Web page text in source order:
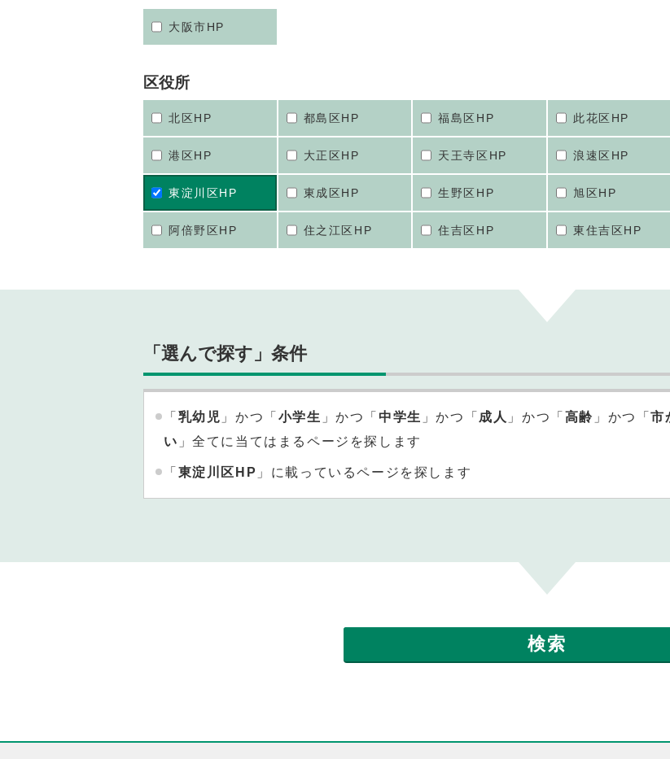
大阪市HP
区役所
北区HP 都島区HP 福島区HP 此花区HP
港区HP 大正区HP 天王寺区HP 浪速区HP
東淀川区HP 東成区HP 生野区HP 旭区HP
阿倍野区HP 住之江区HP 住吉区HP 東住吉区HP
「選んで探す」条件
「 乳幼児 」かつ「 小学生 」かつ「 中学生 」かつ「 成人 」かつ「 高齢 」かつ「市
い 」全てに当てはまるページを探します
「 東淀川区HP 」に載っているページを探します